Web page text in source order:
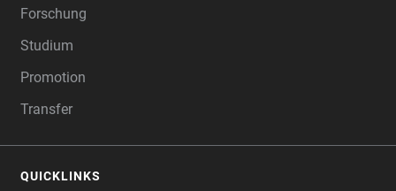
Forschung
Studium
Promotion
Transfer
QUICKLINKS